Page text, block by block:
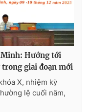
Hướng tới
giai đoạn mới
X, nhiệm kỳ
lệ cuối năm,